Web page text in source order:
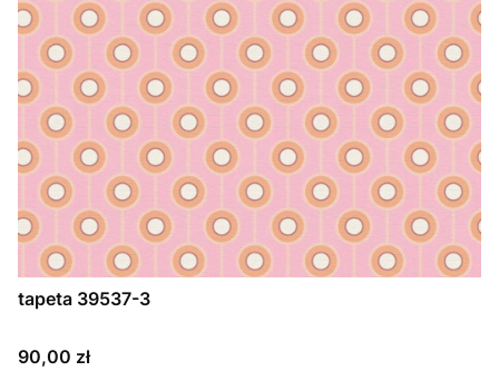
tapeta 39537-3
Cena
90,00 zł